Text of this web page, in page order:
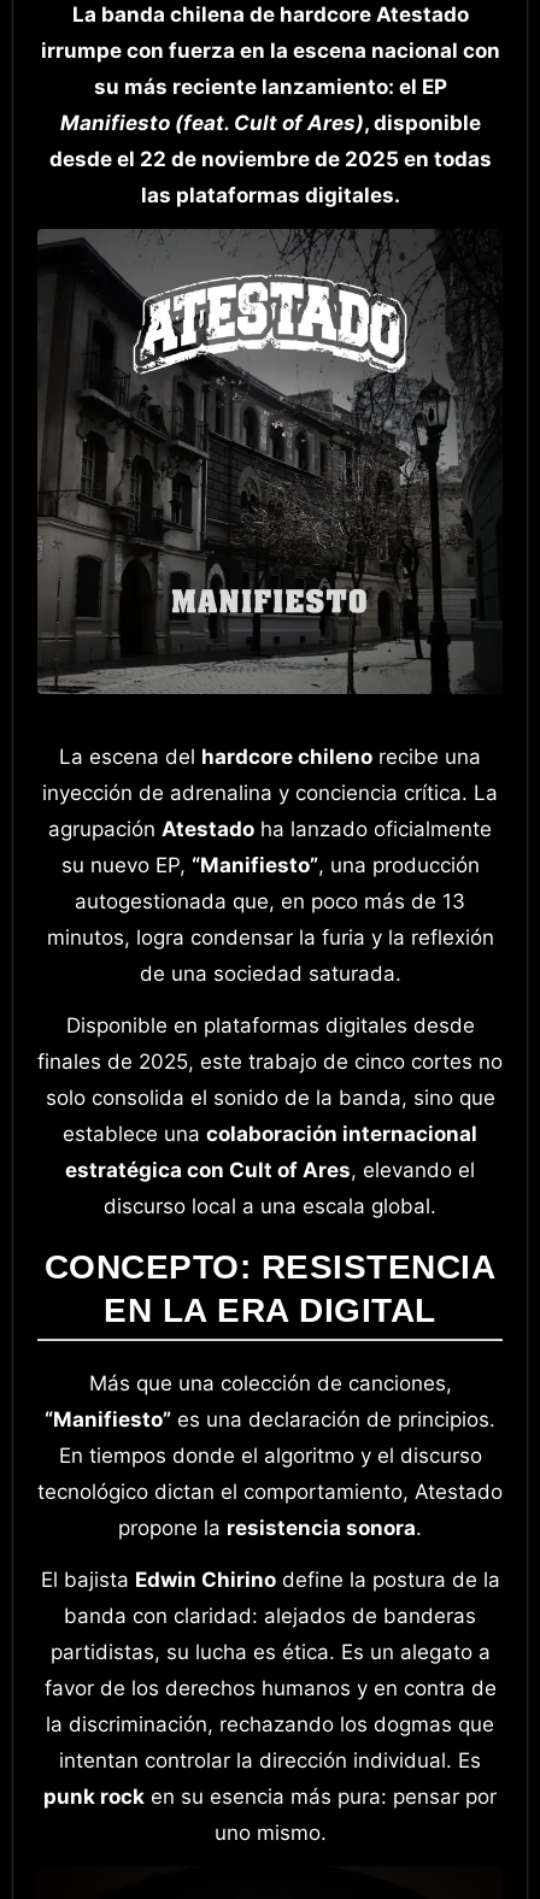
La banda chilena de hardcore Atestado
irrumpe con fuerza en la escena nacional con
su más reciente lanzamiento: el EP
Manifiesto (feat. Cult of Ares), disponible
desde el 22 de noviembre de 2025 en todas
las plataformas digitales.
La escena del hardcore chileno recibe una
inyección de adrenalina y conciencia crítica. La
agrupación Atestado ha lanzado oficialmente
su nuevo EP, “Manifiesto”, una producción
autogestionada que, en poco más de 13
minutos, logra condensar la furia y la reflexión
de una sociedad saturada.
Disponible en plataformas digitales desde
finales de 2025, este trabajo de cinco cortes no
solo consolida el sonido de la banda, sino que
establece una colaboración internacional
estratégica con Cult of Ares, elevando el
discurso local a una escala global.
CONCEPTO: RESISTENCIA
EN LA ERA DIGITAL
Más que una colección de canciones,
“Manifiesto” es una declaración de principios.
En tiempos donde el algoritmo y el discurso
tecnológico dictan el comportamiento, Atestado
propone la resistencia sonora.
El bajista Edwin Chirinodefine la postura de la
banda con claridad: alejados de banderas
partidistas, su lucha es ética. Es un alegato a
favor de los derechos humanos y en contra de
la discriminación, rechazando los dogmas que
intentan controlar la dirección individual. Es
punk rock en su esencia más pura: pensar por
uno mismo.